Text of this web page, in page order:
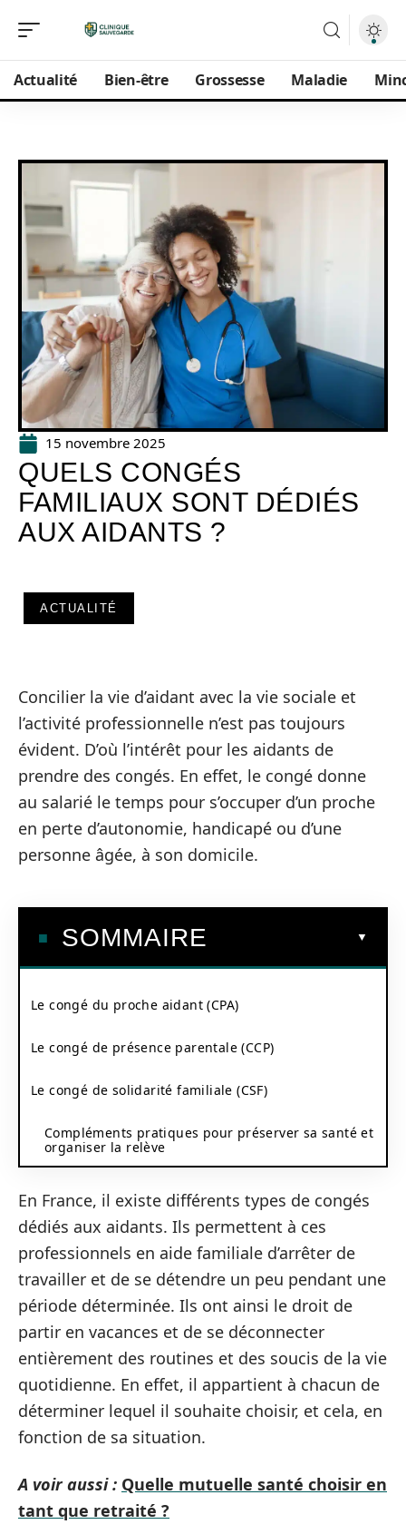
Actualité Bien-être Grossesse Maladie
15 novembre 2025
QUELS CONGÉS
FAMILIAUX SONT DÉDIÉS
AUX AIDANTS ?
ACTUALITÉ
Concilier la vie d’aidant avec la vie sociale et
l’activité professionnelle n’est pas toujours
évident. D’où l’intérêt pour les aidants de
prendre des congés. En effet, le congé donne
au salarié le temps pour s’occuper d’un proche
en perte d’autonomie, handicapé ou d’une
personne âgée, à son domicile.
SOMMAIRE
Le congé du proche aidant (CPA)
Le congé de présence parentale (CCP)
Le congé de solidarité familiale (CSF)
Compléments pratiques pour préserver sa santé et
organiser la relève
En France, il existe différents types de congés
dédiés aux aidants. Ils permettent à ces
professionnels en aide familiale d’arrêter de
travailler et de se détendre un peu pendant une
période déterminée. Ils ont ainsi le droit de
partir en vacances et de se déconnecter
entièrement des routines et des soucis de la vie
quotidienne. En effet, il appartient à chacun de
déterminer lequel il souhaite choisir, et cela, en
fonction de sa situation.
A voir aussi : Quelle mutuelle santé choisir en
tant que retraité ?